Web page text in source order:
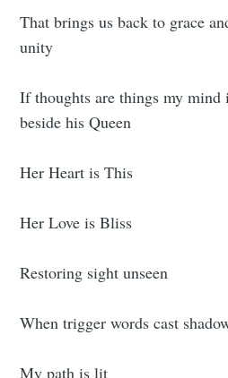
That brings us back to grace
unity
If thoughts are things my mind
beside his Queen
Her Heart is This
Her Love is Bliss
Restoring sight unseen
When trigger words cast
My path is lit